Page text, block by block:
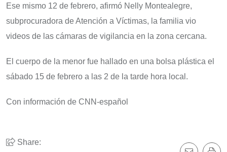
Ese mismo 12 de febrero, afirmó Nelly Montealegre,
subprocuradora de Atención a Víctimas, la familia vio
videos de las cámaras de vigilancia en la zona cercana.
El cuerpo de la menor fue hallado en una bolsa plástica el
sábado 15 de febrero a las 2 de la tarde hora local.
Con información de CNN-español
Share: